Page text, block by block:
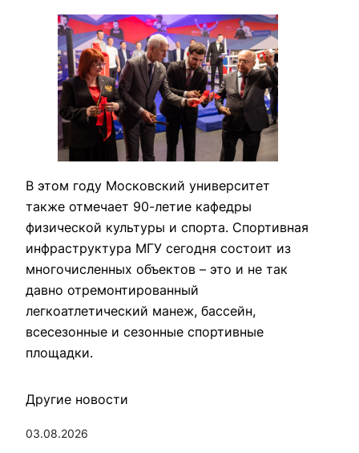
В этом году Московский университет
также отмечает 90-летие кафедры
физической культуры и спорта. Спортивная
инфраструктура МГУ сегодня состоит из
многочисленных объектов – это и не так
давно отремонтированный
легкоатлетический манеж, бассейн,
всесезонные и сезонные спортивные
площадки.
Другие новости
03.08.2026